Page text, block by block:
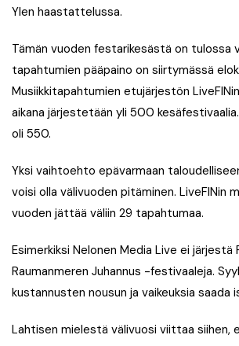
Ylen haastattelussa.
Tämän vuoden festarikesästä on tulossa
tapahtumien pääpaino on siirtymässä
Musiikkitapahtumien etujärjestön
aikana järjestetään yli 500
oli 550.
Yksi vaihtoehto epävarmaan
voisi olla välivuoden pitäminen. LiveFINin
vuoden jättää väliin 29 tapahtumaa.
Esimerkiksi Nelonen Media Live ei
Raumanmeren Juhannus -festivaaleja.
kustannusten nousun ja vaikeuksia saada
Lahtisen mielestä välivuosi viittaa siihen,